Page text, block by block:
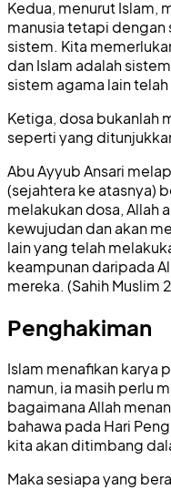
Kedua, menurut Islam,
manusia tetapi dengan
sistem. Kita
dan Islam adalah
sistem agama lain
Ketiga, dosa bukanlah
seperti yang
Abu Ayyub Ansari
(sejahtera ke atasnya)
melakukan dosa, Allah
kewujudan dan akan
lain yang telah
keampunan daripada
mereka. (Sahih
Penghakiman
Islam menafikan karya
namun, ia masih perlu
bagaimana Allah
bahawa pada Hari
kita akan ditimbang
Maka sesiapa yang